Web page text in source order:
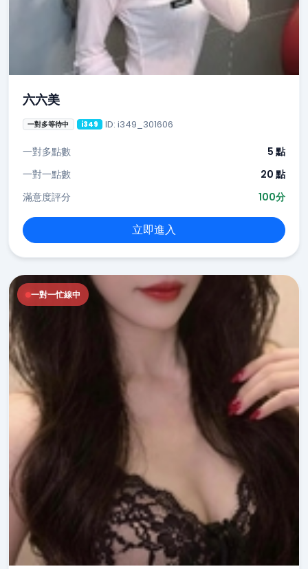
六六美
一對多等待中 i349 ID: i349_301606
一對多點數
5 點
一對一點數
20 點
滿意度評分
100分
立即進入
一對一忙線中